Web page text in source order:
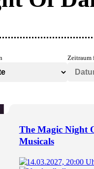
Zeitraum
The Magic Night
Musicals
14.03.2027, 20:00